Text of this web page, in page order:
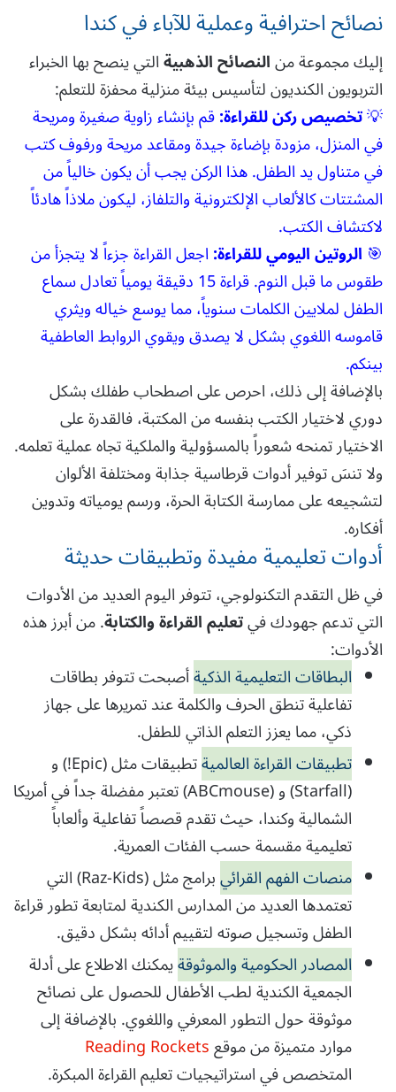
نصائح احترافية وعملية للآباء في كندا
إليك مجموعة منالنصائح الذهبيةالتي ينصح بها الخبراء
التربويون الكنديون لتأسيس بيئة منزلية محفزة للتعلم:
💡تخصيص ركن للقراءة:قم بإنشاء زاوية صغيرة ومريحة
في المنزل، مزودة بإضاءة جيدة ومقاعد مريحة ورفوف كتب
في متناول يد الطفل. هذا الركن يجب أن يكون خالياً من
المشتتات كالألعاب الإلكترونية والتلفاز، ليكون ملاذاً هادئاً
لاكتشاف الكتب.
🎯 الروتين اليومي للقراءة:اجعل القراءة جزءاً لا يتجزأ من
طقوس ما قبل النوم. قراءة 15 دقيقة يومياً تعادل سماع
الطفل لملايين الكلمات سنوياً، مما يوسع خياله ويثري
قاموسه اللغوي بشكل لا يصدق ويقوي الروابط العاطفية
بينكم.
بالإضافة إلى ذلك، احرص على اصطحاب طفلك بشكل
دوري لاختيار الكتب بنفسه من المكتبة، فالقدرة على
الاختيار تمنحه شعوراً بالمسؤولية والملكية تجاه عملية تعلمه.
ولا تنسَ توفير أدوات قرطاسية جذابة ومختلفة الألوان
لتشجيعه على ممارسة الكتابة الحرة، ورسم يومياته وتدوين
أفكاره.
أدوات تعليمية مفيدة وتطبيقات حديثة
في ظل التقدم التكنولوجي، تتوفر اليوم العديد من الأدوات
التي تدعم جهودك فيتعليم القراءة والكتابة. من أبرز هذه
الأدوات:
البطاقات التعليمية الذكيةأصبحت تتوفر بطاقات
تفاعلية تنطق الحرف والكلمة عند تمريرها على جهاز
ذكي، مما يعزز التعلم الذاتي للطفل.
تطبيقات القراءة العالمية
تطبيقات مثل (Epic!) و
(Starfall) و (ABCmouse) تعتبر مفضلة جداً في أمريكا
الشمالية وكندا، حيث تقدم قصصاً تفاعلية وألعاباً
تعليمية مقسمة حسب الفئات العمرية.
منصات الفهم القرائي
برامج مثل (Raz-Kids) التي
تعتمدها العديد من المدارس الكندية لمتابعة تطور قراءة
الطفل وتسجيل صوته لتقييم أدائه بشكل دقيق.
المصادر الحكومية والموثوقةيمكنك الاطلاع على أدلة
الجمعية الكندية لطب الأطفال للحصول على نصائح
موثوقة حول التطور المعرفي واللغوي. بالإضافة إلى
موارد متميزة من موقعReading Rockets
المتخصص في استراتيجيات تعليم القراءة المبكرة.